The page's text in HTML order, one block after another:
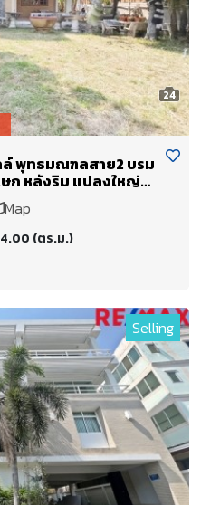
24
ล์ พุทธมณฑลสาย2 บรม
ก หลังริม แปลงใหญ่
Map
(ตร.ม.)
Selling